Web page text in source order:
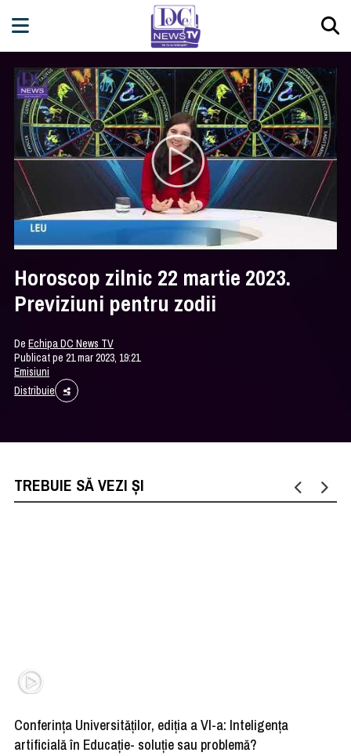
Horoscop zilnic 22 martie 2023.
Previziuni pentru zodii
DeEchipa DC News TV
Publicat pe 21 mar 2023, 19:21
Emisiuni
Distribuie
TREBUIE SĂ VEZI ȘI
Conferința Universităților, ediția a VI-a: Inteligența
artificială în Educație- soluție sau problemă?